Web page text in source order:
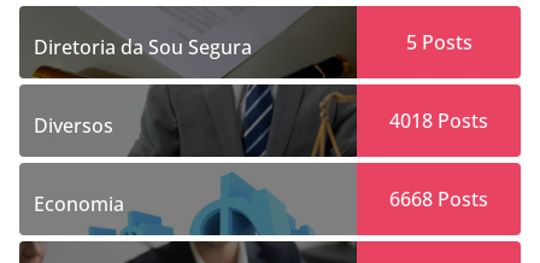
Diretoria da Sou Segura 5Posts
Diversos 4018 Posts
Economia 6668 Posts